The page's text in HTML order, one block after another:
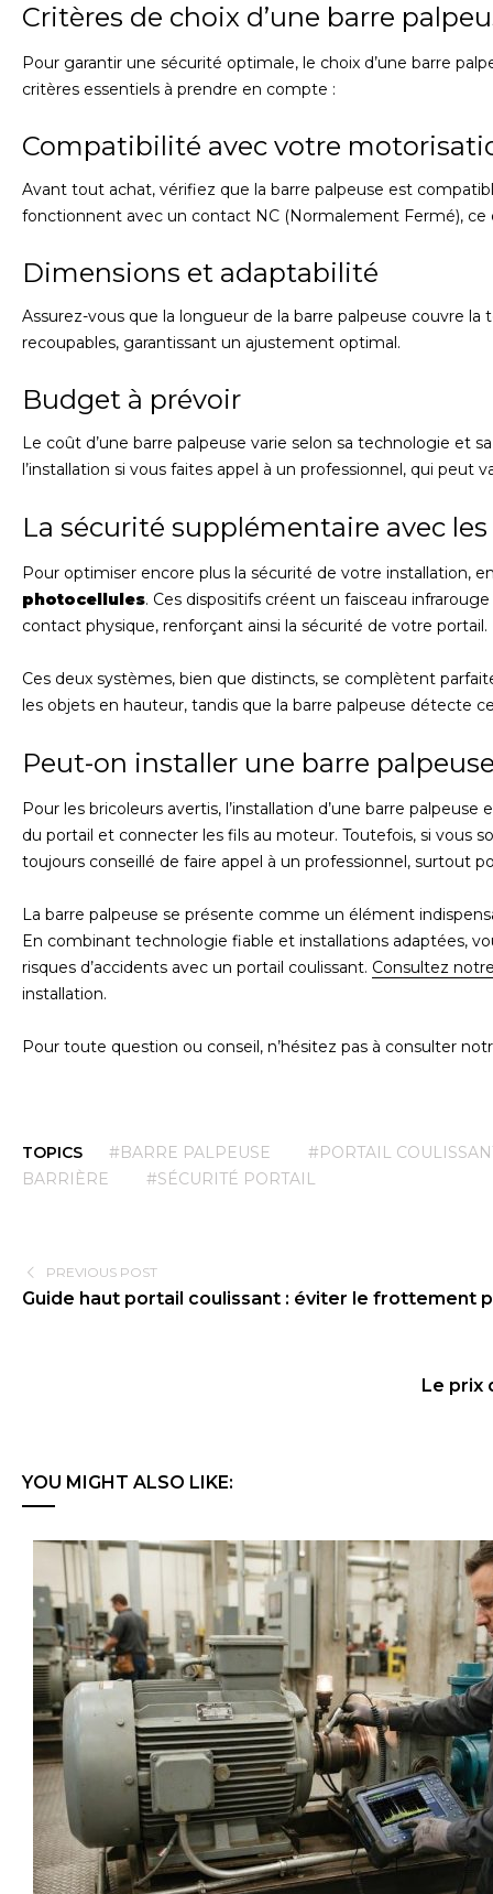
Critères de choix d’une barre
Pour garantir une sécurité optimale, le choix d’une barre
critères essentiels à prendre en compte :
Compatibilité avec votre
Avant tout achat, vérifiez que la barre palpeuse est
fonctionnent avec un contact NC (Normalement Fermé), ce
Dimensions et adaptabilité
Assurez-vous que la longueur de la barre palpeuse couvre
recoupables, garantissant un ajustement optimal.
Budget à prévoir
Le coût d’une barre palpeuse varie selon sa technologie et
l’installation si vous faites appel à un professionnel, qui peut
La sécurité supplémentaire avec
Pour optimiser encore plus la sécurité de votre installation,
photocellules. Ces dispositifs créent un faisceau
contact physique, renforçant ainsi la sécurité de votre portail.
Ces deux systèmes, bien que distincts, se complètent
les objets en hauteur, tandis que la barre palpeuse détecte
Peut-on installer une barre
Pour les bricoleurs avertis, l’installation d’une barre
du portail et connecter les fils au moteur. Toutefois, si vous
toujours conseillé de faire appel à un professionnel, surtout
La barre palpeuse se présente comme un élément
En combinant technologie fiable et installations adaptées,
risques d’accidents avec un portail coulissant. Consultez
installation.
Pour toute question ou conseil, n’hésitez pas à consulter
TOPICS #BARRE PALPEUSE
#PORTAIL
BARRIÈRE
#SÉCURITÉ PORTAIL
PREVIOUS POST
Guide haut portail coulissant : éviter le frottement
Le prix
YOU MIGHT ALSO LIKE: